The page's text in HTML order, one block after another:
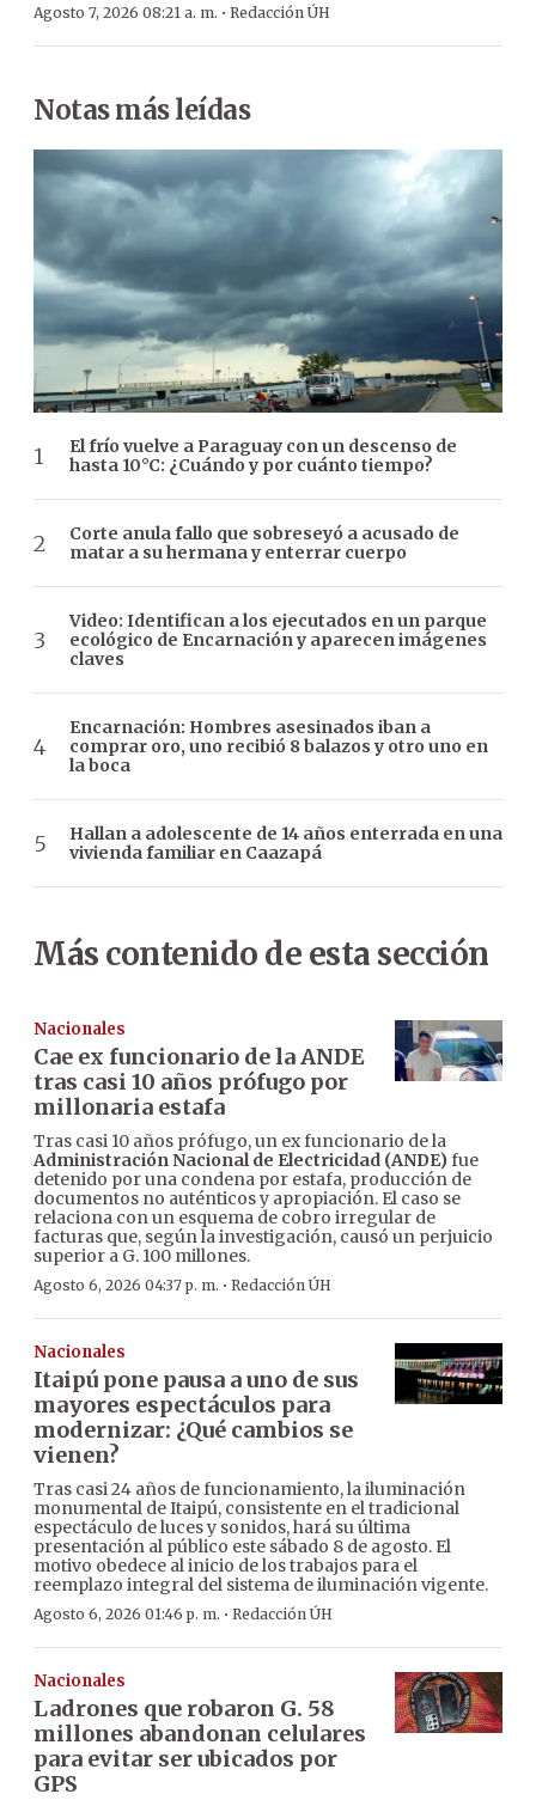
Agosto 7, 2026 08:21 a. m. · Redacción ÚH
Notas más leídas
El frío vuelve a Paraguay con un descenso de
hasta 10°C: ¿Cuándo y por cuánto tiempo?
Corte anula fallo que sobreseyó a acusado de
matar a su hermana y enterrar cuerpo
Video: Identifican a los ejecutados en un parque
ecológico de Encarnación y aparecen imágenes
claves
Encarnación: Hombres asesinados iban a
comprar oro, uno recibió 8 balazos y otro uno en
la boca
Hallan a adolescente de 14 años enterrada en una
vivienda familiar en Caazapá
Más contenido de esta sección
Nacionales
Cae ex funcionario de la ANDE
tras casi 10 años prófugo por
millonaria estafa
Tras casi 10 años prófugo, un ex funcionario de la
Administración Nacional de Electricidad (ANDE)fue
detenido por una condena por estafa, producción de
documentos no auténticos y apropiación. El caso se
relaciona con un esquema de cobro irregular de
facturas que, según la investigación, causó un perjuicio
superior a G. 100 millones.
Agosto 6, 2026 04:37 p. m. · Redacción ÚH
Nacionales
Itaipú pone pausa a uno de sus
mayores espectáculos para
modernizar: ¿Qué cambios se
vienen?
Tras casi 24 años de funcionamiento, la iluminación
monumental de Itaipú, consistente en el tradicional
espectáculo de luces y sonidos, hará su última
presentación al público este sábado 8 de agosto. El
motivo obedece al inicio de los trabajos para el
reemplazo integral del sistema de iluminación vigente.
Agosto 6, 2026 01:46 p. m. · Redacción ÚH
Nacionales
Ladrones que robaron G. 58
millones abandonan celulares
para evitar ser ubicados por
GPS